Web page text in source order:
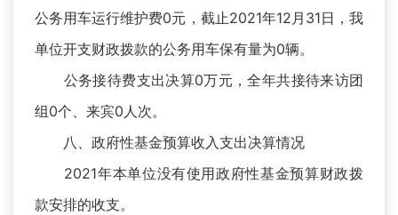
公务用车运行维护费0元，截止2021年12月31日，我
单位开支财政拨款的公务用车保有量为0辆。
公务接待费支出决算0万元，全年共接待来访团
组0个、来宾0人次。
八、政府性基金预算收入支出决算情况
2021年本单位没有使用政府性基金预算财政拨
款安排的收支。